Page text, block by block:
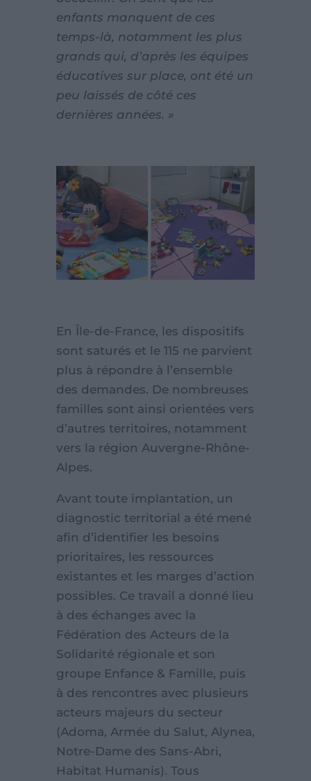
enfants manquent de ces
temps-là, notamment les plus
grands qui, d’après les équipes
éducatives sur place, ont été un
peu laissés de côté ces
dernières années. »
En Île-de-France, les dispositifs
sont saturés et le 115 ne parvient
plus à répondre à l’ensemble
des demandes. De nombreuses
familles sont ainsi orientées vers
d’autres territoires, notamment
vers la région Auvergne-Rhône-
Alpes.
Avant toute implantation, un
diagnostic territorial a été mené
afin d’identifier les besoins
prioritaires, les ressources
existantes et les marges d’action
possibles. Ce travail a donné lieu
à des échanges avec la
Fédération des Acteurs de la
Solidarité régionale et son
groupe Enfance & Famille, puis
à des rencontres avec plusieurs
acteurs majeurs du secteur
(Adoma, Armée du Salut, Alynea,
Notre-Dame des Sans-Abri,
Habitat Humanis). Tous